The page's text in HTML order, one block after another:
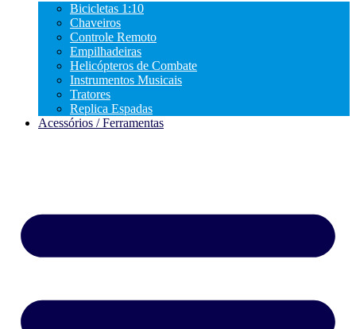
Bicicletas 1:10
Chaveiros
Controle Remoto
Empilhadeiras
Helicópteros de Combate
Instrumentos Musicais
Tratores
Replica Espadas
Acessórios / Ferramentas